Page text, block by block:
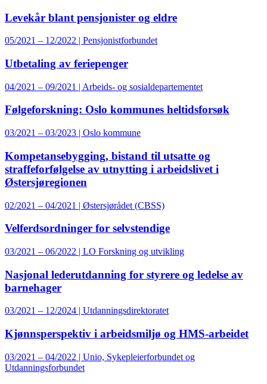
Levekår blant pensjonister og eldre
05/2021 – 12/2022 | Pensjonistforbundet
Utbetaling av feriepenger
04/2021 – 09/2021 | Arbeids- og sosialdepartementet
Følgeforskning: Oslo kommunes heltidsforsøk
03/2021 – 03/2023 | Oslo kommune
Kompetansebygging, bistand til utsatte og
straffeforfølgelse av utnytting i arbeidslivet i
Østersjøregionen
02/2021 – 04/2021 | Østersjørådet (CBSS)
Velferdsordninger for selvstendige
03/2021 – 06/2022 | LO Forskning og utvikling
Nasjonal lederutdanning for styrere og ledelse av
barnehager
03/2021 – 12/2024 | Utdanningsdirektoratet
Kjønnsperspektiv i arbeidsmiljø og HMS-arbeidet
03/2021 – 04/2022 | Unio, Sykepleierforbundet og
Utdanningsforbundet